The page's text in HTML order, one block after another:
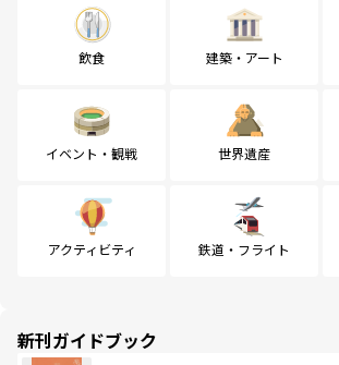
飲食 建築・アート
イベント・観戦 世界遺産
アクティビティ 鉄道・フライト
新刊ガイドブック